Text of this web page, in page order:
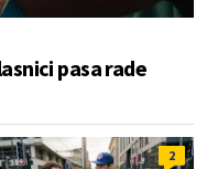
pasa rade
2